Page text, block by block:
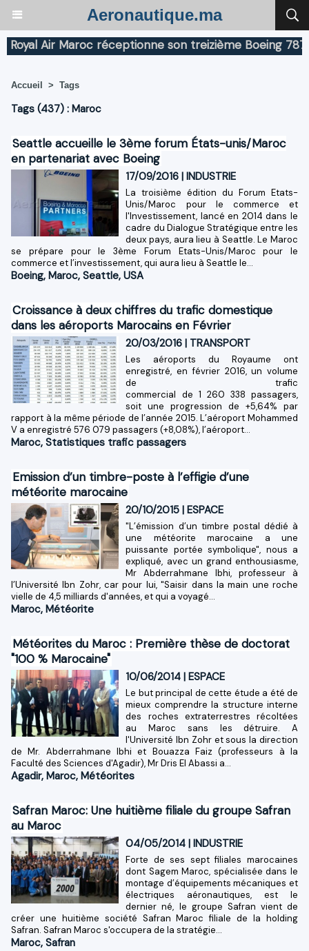
Aeronautique.ma
Air Maroc réceptionne son treizième Boeing 787
Accueil > Tags
Tags (437) : Maroc
Seattle accueille le 3ème forum États-unis/Maroc
en partenariat avec Boeing
17/09/2016 |INDUSTRIE
La troisième édition du Forum Etats-
Unis/Maroc pour le commerce et
l'Investissement, lancé en 2014 dans le
cadre du Dialogue Stratégique entre les
deux pays, aura lieu à Seattle. Le Maroc
se prépare pour le 3ème Forum Etats-Unis/Maroc pour le
commerce et l’investissement, qui aura lieu à Seattle le...
Boeing, Maroc, Seattle, USA
Croissance à deux chiffres du trafic domestique
dans les aéroports Marocains en Février
20/03/2016 | TRANSPORT
Les aéroports du Royaume ont
enregistré, en février 2016, un volume
de trafic
commercial de 1 260 338 passagers,
soit une progression de +5,64% par
rapport à la même période de l’année 2015. L’aéroport Mohammed
V a enregistré 576 079 passagers (+8,08%), l’aéroport...
Maroc, Statistiques trafic passagers
Emission d’un timbre-poste à l’effigie d’une
météorite marocaine
20/10/2015 |ESPACE
"L’émission d’un timbre postal dédié à
une météorite marocaine a une
puissante portée symbolique", nous a
expliqué, avec un grand enthousiasme,
Mr Abderrahmane Ibhi, professeur à
l’Université Ibn Zohr, car pour lui, "Saisir dans la main une roche
vielle de 4,5 milliards d'années, et qui a voyagé...
Maroc, Météorite
Météorites du Maroc : Première thèse de doctorat
"100 % Marocaine"
10/06/2014 |ESPACE
Le but principal de cette étude a été de
mieux comprendre la structure interne
des roches extraterrestres récoltées
au Maroc sans les détruire. A
l'Université Ibn Zohr et sous la direction
de Mr. Abderrahmane Ibhi et Bouazza Faiz (professeurs à la
Faculté des Sciences d'Agadir), Mr Dris El Abassi a...
Agadir, Maroc, Météorites
Safran Maroc: Une huitième filiale du groupe Safran
au Maroc
04/05/2014 |INDUSTRIE
Forte de ses sept filiales marocaines
dont Sagem Maroc, spécialisée dans le
montage d’équipements mécaniques et
électriques aéronautiques, est le
dernier né, le groupe Safran vient de
créer une huitième société Safran Maroc filiale de la holding
Safran. Safran Maroc s'occupera de la stratégie...
Maroc, Safran